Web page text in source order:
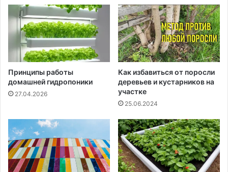
Принципы работы
домашней гидропоники
27.04.2026
Как избавиться от поросли
деревьев и кустарников на
участке
25.06.2024